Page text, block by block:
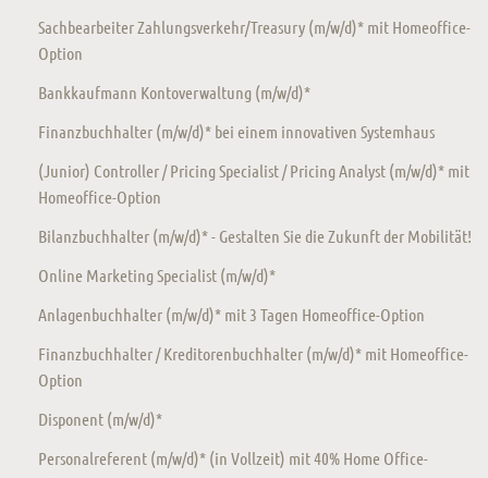
Sachbearbeiter Zahlungsverkehr/Treasury (m/w/d)* mit Homeoffice-
Option
Bankkaufmann Kontoverwaltung (m/w/d)*
Finanzbuchhalter (m/w/d)* bei einem innovativen Systemhaus
(Junior) Controller / Pricing Specialist / Pricing Analyst (m/w/d)* mit
Homeoffice-Option
Bilanzbuchhalter (m/w/d)* - Gestalten Sie die Zukunft der Mobilität!
Online Marketing Specialist (m/w/d)*
Anlagenbuchhalter (m/w/d)* mit 3 Tagen Homeoffice-Option
Finanzbuchhalter / Kreditorenbuchhalter (m/w/d)* mit Homeoffice-
Option
Disponent (m/w/d)*
Personalreferent (m/w/d)* (in Vollzeit) mit 40% Home Office-